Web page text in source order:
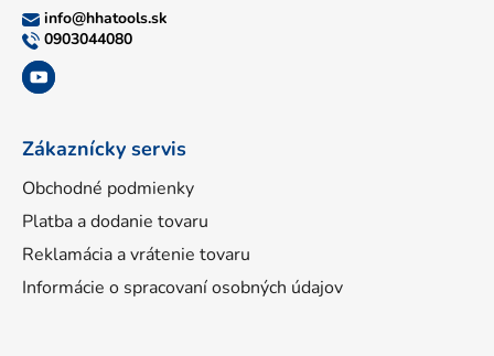
info@hhatools.sk
0903044080
Zákaznícky servis
Obchodné podmienky
Platba a dodanie tovaru
Reklamácia a vrátenie tovaru
Informácie o spracovaní osobných údajov